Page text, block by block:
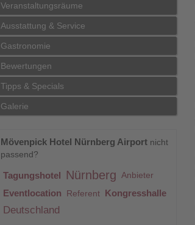
Veranstaltungsräume
Ausstattung & Service
Gastronomie
Bewertungen
Tipps & Specials
Galerie
Mövenpick Hotel Nürnberg Airport nicht
passend?
Tagungshotel Nürnberg Anbieter
Eventlocation Referent Kongresshalle
Deutschland